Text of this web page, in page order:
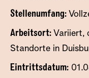
Stellenumfang:
Arbeitsort: Variiert,
Standorte in
Eintrittsdatum: